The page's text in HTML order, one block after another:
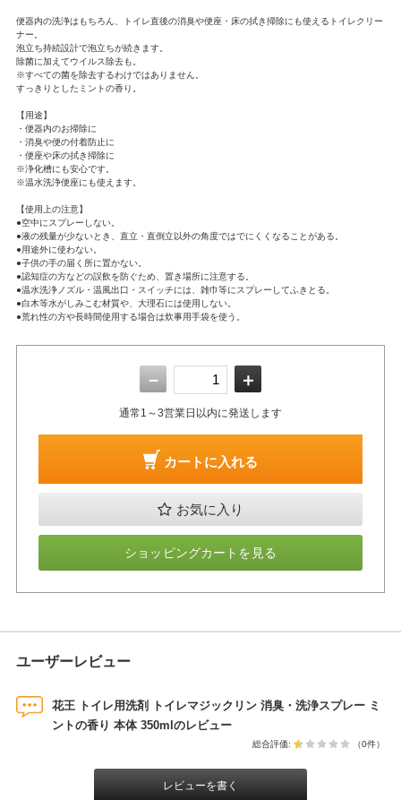
便器内の洗浄はもちろん、トイレ直後の消臭や便座・床の拭き掃除にも使えるトイレクリー
ナー。
泡立ち持続設計で泡立ちが続きます。
除菌に加えてウイルス除去も。
※すべての菌を除去するわけではありません。
すっきりとしたミントの香り。
【用途】
・便器内のお掃除に
・消臭や便の付着防止に
・便座や床の拭き掃除に
※浄化槽にも安心です。
※温水洗浄便座にも使えます。
【使用上の注意】
●空中にスプレーしない。
●液の残量が少ないとき、直立・直倒立以外の角度ではでにくくなることがある。
●用途外に使わない。
●子供の手の届く所に置かない。
●認知症の方などの誤飲を防ぐため、置き場所に注意する。
●温水洗浄ノズル・温風出口・スイッチには、雑巾等にスプレーしてふきとる。
●白木等水がしみこむ材質や、大理石には使用しない。
●荒れ性の方や長時間使用する場合は炊事用手袋を使う。
－ ＋
通常1～3営業日以内に発送します
カートに入れる
お気に入り
ショッピングカートを見る
ユーザーレビュー
花王 トイレ用洗剤 トイレマジックリン 消臭・洗浄スプレー ミ
ントの香り 本体 350mlのレビュー
総合評価: （0件）
レビューを書く